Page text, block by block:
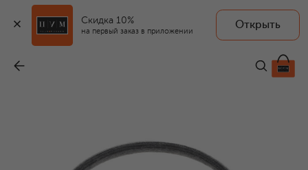
Скидка 10%
на первый заказ в приложении
Открыть
YVES SALOMON ENFANT
12 650 ₽